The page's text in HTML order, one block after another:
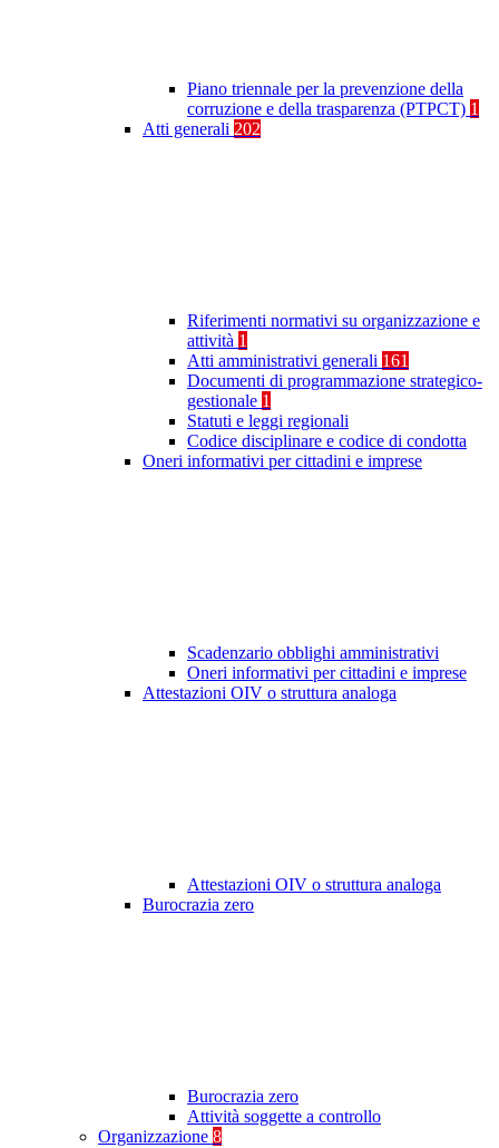
Piano triennale per la prevenzione della
corruzione e della trasparenza (PTPCT) 1
Atti generali 202
Riferimenti normativi su organizzazione e
attività 1
Atti amministrativi generali 161
Documenti di programmazione strategico-
gestionale 1
Statuti e leggi regionali
Codice disciplinare e codice di condotta
Oneri informativi per cittadini e imprese
Scadenzario obblighi amministrativi
Oneri informativi per cittadini e imprese
Attestazioni OIV o struttura analoga
Attestazioni OIV o struttura analoga
Burocrazia zero
Burocrazia zero
Attività soggette a controllo
Organizzazione 8